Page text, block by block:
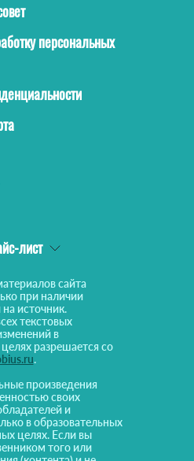
персональных
лист
сайта
при наличии
источник.
текстовых
в
разрешается со
.
произведения
своих
и
в образовательных
целях. Если вы
того или